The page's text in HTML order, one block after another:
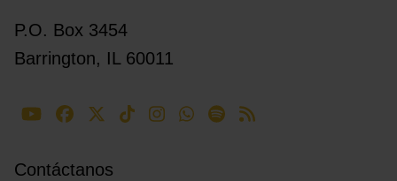
P.O. Box 3454
Barrington, IL 60011
Contáctanos